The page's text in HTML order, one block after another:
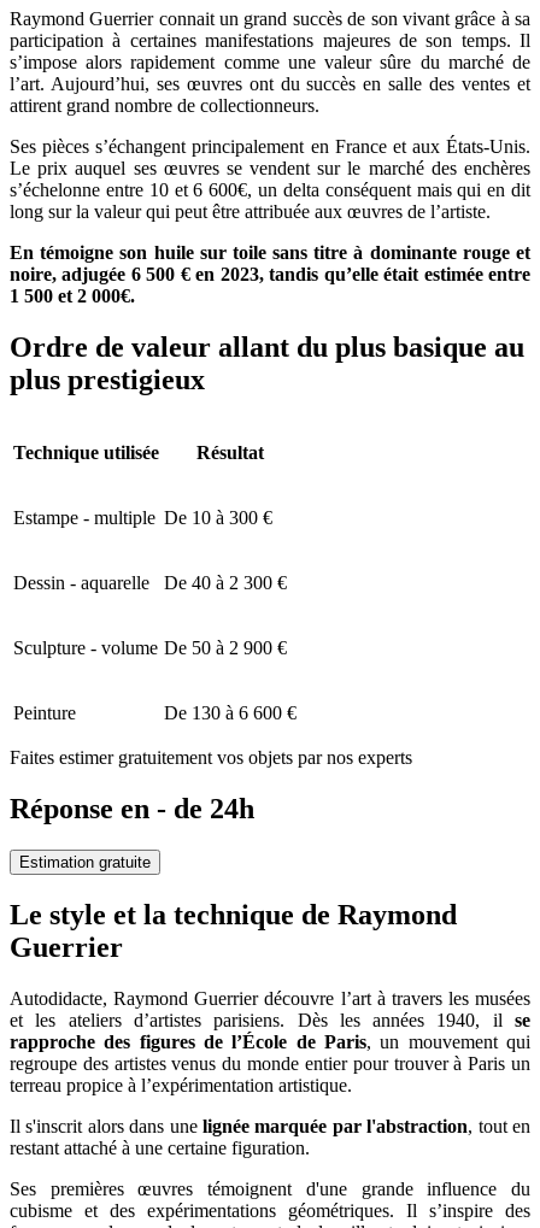
Raymond Guerrier connait un grand succès de son vivant grâce à sa
participation à certaines manifestations majeures de son temps. Il
s’impose alors rapidement comme une valeur sûre du marché de
l’art. Aujourd’hui, ses œuvres ont du succès en salle des ventes et
attirent grand nombre de collectionneurs.
Ses pièces s’échangent principalement en France et aux États-Unis.
Le prix auquel ses œuvres se vendent sur le marché des enchères
s’échelonne entre 10 et 6 600€, un delta conséquent mais qui en dit
long sur la valeur qui peut être attribuée aux œuvres de l’artiste.
En témoigne son huile sur toile sans titre à dominante rouge et
noire, adjugée 6 500 € en 2023, tandis qu’elle était estimée entre
1 500 et 2 000€.
Ordre de valeur allant du plus basique au
plus prestigieux
Technique utilisée Résultat
Estampe - multiple De 10 à 300 €
Dessin - aquarelle De 40 à 2 300 €
Sculpture - volume De 50 à 2 900 €
Peinture De 130 à 6 600 €
Faites estimer gratuitement vos objets par nos experts
Réponse en - de 24h
Estimation gratuite
Le style et la technique de Raymond
Guerrier
Autodidacte, Raymond Guerrier découvre l’art à travers les musées
et les ateliers d’artistes parisiens. Dès les années 1940, il se
rapproche des figures de l’École de Paris, un mouvement qui
regroupe des artistes venus du monde entier pour trouver à Paris un
terreau propice à l’expérimentation artistique.
Il s'inscrit alors dans une lignée marquée par l'abstraction, tout en
restant attaché à une certaine figuration.
Ses premières œuvres témoignent d'une grande influence du
cubisme et des expérimentations géométriques. Il s’inspire des